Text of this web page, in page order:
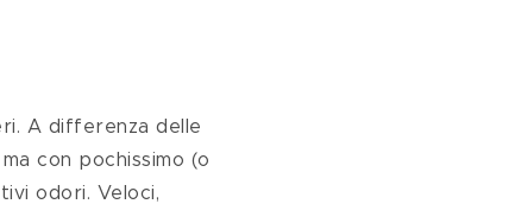
A differenza delle
con pochissimo (o
odori. Veloci,